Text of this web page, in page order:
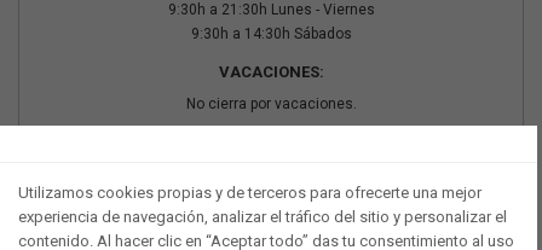
9:30h a 21:30h Lunes - Viernes
9:30h a 14:30h Sábados
VACACIONES:
No cierra por vacaciones.
Utilizamos cookies propias y de terceros para ofrecerte una mejor
experiencia de navegación, analizar el tráfico del sitio y personalizar el
contenido. Al hacer clic en “Aceptar todo” das tu consentimiento al uso